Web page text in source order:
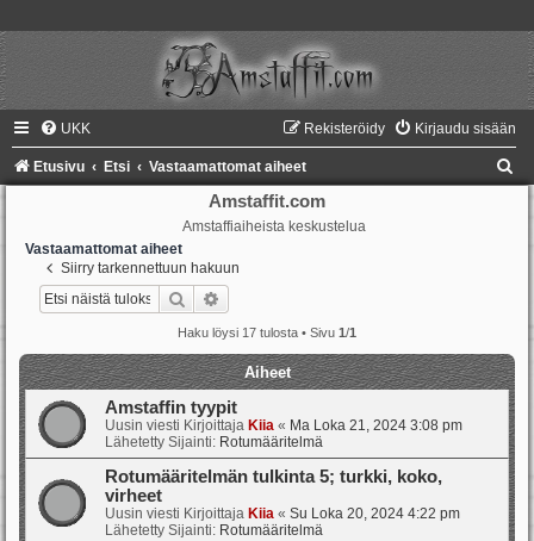
UKK Kirjaudu sisään
Rekisteröidy
Etusivu Etsi Vastaamattomat aiheet
Amstaffit.com
Amstaffiaiheista keskustelua
Vastaamattomat aiheet
Siirry tarkennettuun hakuun
Etsi
Haku löysi 17 tulosta • Sivu 1/1
Aiheet
Amstaffin tyypit
Uusin viesti Kirjoittaja Kiia « Ma Loka 21, 2024 3:08 pm
Lähetetty Sijainti: Rotumääritelmä
Rotumääritelmän tulkinta 5; turkki, koko,
virheet
Uusin viesti Kirjoittaja Kiia « Su Loka 20, 2024 4:22 pm
Lähetetty Sijainti: Rotumääritelmä